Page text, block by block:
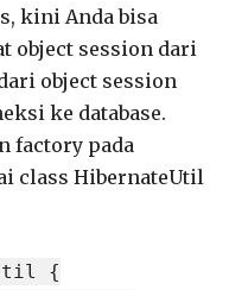
kini Anda bisa
object session dari
object session
ke database.
factory pada
class HibernateUtil
{